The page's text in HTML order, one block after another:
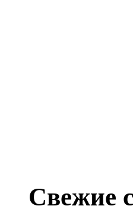
Свежие